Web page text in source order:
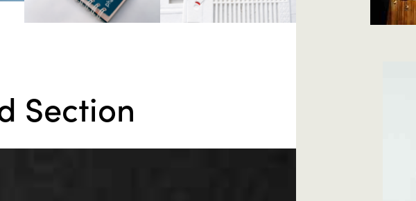
laser
Savoir Faire
Section